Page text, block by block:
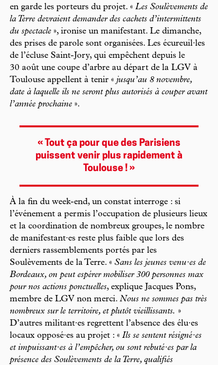
en garde les porteurs du projet. « Les Soulèvements de
la Terre devraient demander des cachets d’intermittents
du spectacle », ironise un manifestant. Le dimanche,
des prises de parole sont organisées. Les écureuil·les
de l’écluse Saint-Jory, qui empêchent depuis le
30 août une coupe d’arbre au départ de la LGV à
Toulouse appellent à tenir « jusqu’au 8 novembre,
date à laquelle ils ne seront plus autorisés à couper avant
l’année prochaine ».
« Tout ça pour que des Parisiens
puissent venir plus rapidement à
Toulouse ! »
À la fin du week-end, un constat interroge : si
l’événement a permis l’occupation de plusieurs lieux
et la coordination de nombreux groupes, le nombre
de manifestant·es reste plus faible que lors des
derniers rassemblements portés par les
Soulèvements de la Terre. « Sans les jeunes venu·es de
Bordeaux, on peut espérer mobiliser 300 personnes max
pour nos actions ponctuelles, explique Jacques Pons,
membre de LGV non merci. Nous ne sommes pas très
nombreux sur le territoire, et plutôt vieillissants. »
D’autres militant·es regrettent l’absence des élu·es
locaux opposé·es au projet : « Ils se sentent résigné·es
et impuissant·es à l’empêcher, ou sont rebuté·es par la
présence des Soulèvements de la Terre, qualifiés